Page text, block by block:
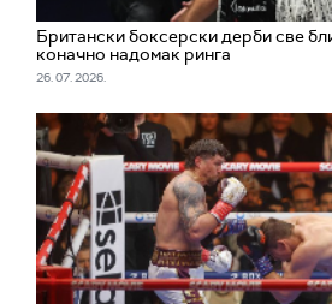
Британски боксерски дерби све
коначно надомак ринга
26. 07. 2026.